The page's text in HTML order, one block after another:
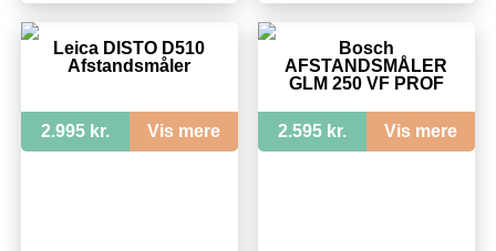
Leica DISTO D510
Afstandsmåler
2.995 kr. Vis mere
Bosch
AFSTANDSMÅLER
GLM 250 VF PROF
2.595 kr. Vis mere